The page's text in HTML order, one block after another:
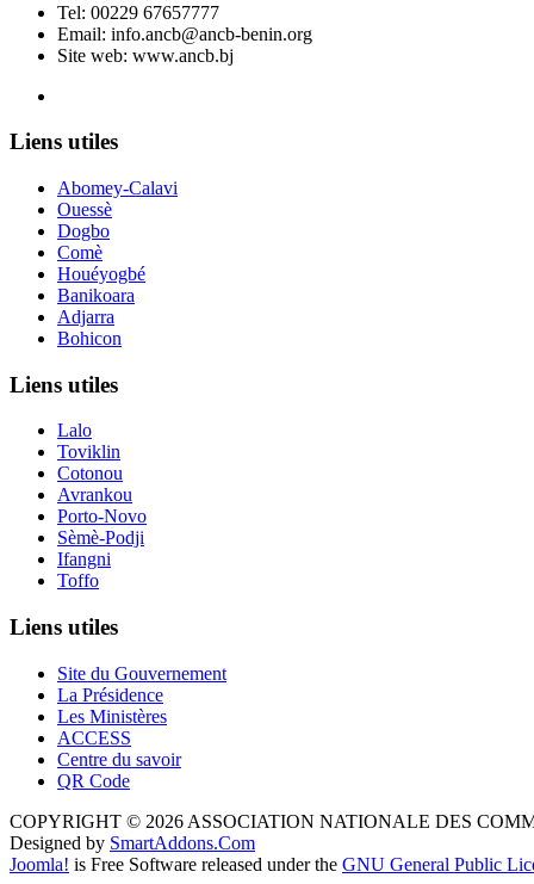
Tel: 00229 67657777
Email: info.ancb@ancb-benin.org
Site web: www.ancb.bj
Liens utiles
Abomey-Calavi
Ouessè
Dogbo
Comè
Houéyogbé
Banikoara
Adjarra
Bohicon
Liens utiles
Lalo
Toviklin
Cotonou
Avrankou
Porto-Novo
Sèmè-Podji
Ifangni
Toffo
Liens utiles
Site du Gouvernement
La Présidence
Les Ministères
ACCESS
Centre du savoir
QR Code
COPYRIGHT © 2026 ASSOCIATION NATIONALE DES
Designed by SmartAddons.Com
Joomla! is Free Software released under the GNU General Public